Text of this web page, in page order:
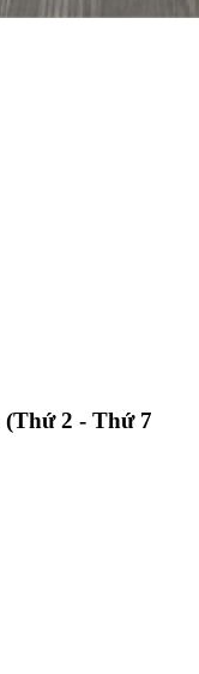
(Thứ 2 - Thứ 7